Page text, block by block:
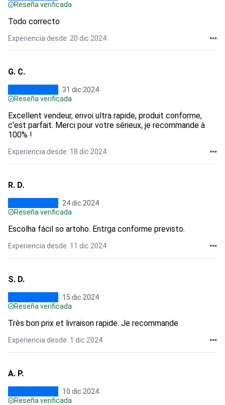
Reseña verificada
Todo correcto
Experiencia desde: 20 dic 2024
G. C.
31 dic 2024
Reseña verificada
Excellent vendeur, envoi ultra rapide, produit conforme,
c'est parfait. Merci pour votre sérieux, je recommande à
100% !
Experiencia desde: 18 dic 2024
R. D.
24 dic 2024
Reseña verificada
Escolha fácil so artoho. Entrga conforme previsto.
Experiencia desde: 11 dic 2024
S. D.
15 dic 2024
Reseña verificada
Très bon prix et livraison rapide. Je recommande
Experiencia desde: 1 dic 2024
A. P.
10 dic 2024
Reseña verificada